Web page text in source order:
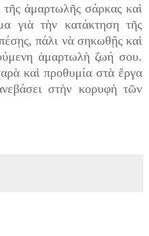
ἁμαρτωλῆς σάρκας καὶ
γιὰ τὴν κατάκτηση τῆς
πάλι νὰ σηκωθῇς καὶ
ἁμαρτωλὴ ζωή σου.
καὶ προθυμία στὰ ἔργα
στὴν κορυφὴ τῶν